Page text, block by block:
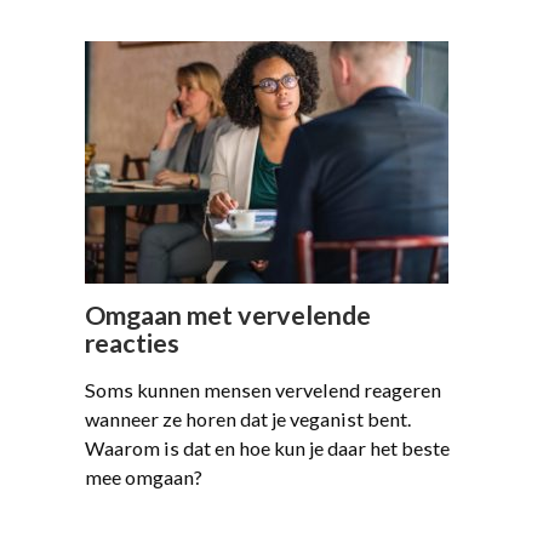
Omgaan met vervelende
reacties
Soms kunnen mensen vervelend reageren
wanneer ze horen dat je veganist bent.
Waarom is dat en hoe kun je daar het beste
mee omgaan?